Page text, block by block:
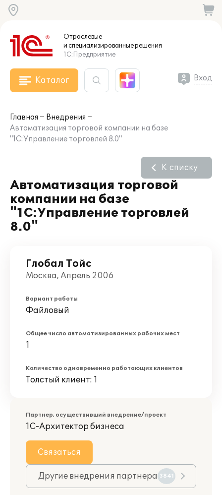
Отраслевые
и специализированныерешения
1С:Предприятие
Каталог Вход
Главная
Внедрения
Автоматизация торговой компании на базе
"1С:Управление торговлей 8.0"
Автоматизация торговой
компании на базе
"1С:Управление торговлей
8.0"
К списку
Глобал Тойс
Москва, Апрель 2006
Вариант работы
Файловый
Общее число автоматизированных рабочих мест
1
Количество одновременно работающих клиентов
Толстый клиент: 1
Партнер, осуществивший внедрение/проект
1С-Архитектор бизнеса
Связаться
Другие внедрения партнера 3841